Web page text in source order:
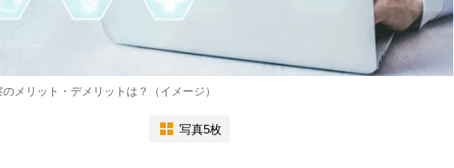
メリット・デメリットは？（イメージ）
写真5枚